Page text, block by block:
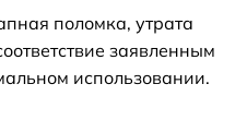
поломка, утрата
заявленным
использовании.